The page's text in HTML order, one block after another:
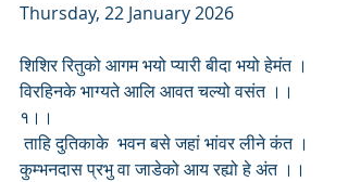
Thursday, 22 January 2026
शिशिर रितुको आगम भयो प्यारी बीदा भयो हेमंत ।
विरहिनके भाग्यते आलि आवत चल्यो वसंत ।।
१।।
ताहि दुतिकाके  भवन बसे जहां भांवर लीने कंत ।
कुम्भनदास प्रभु वा जाडेको आय रह्यो हे अंत ।।